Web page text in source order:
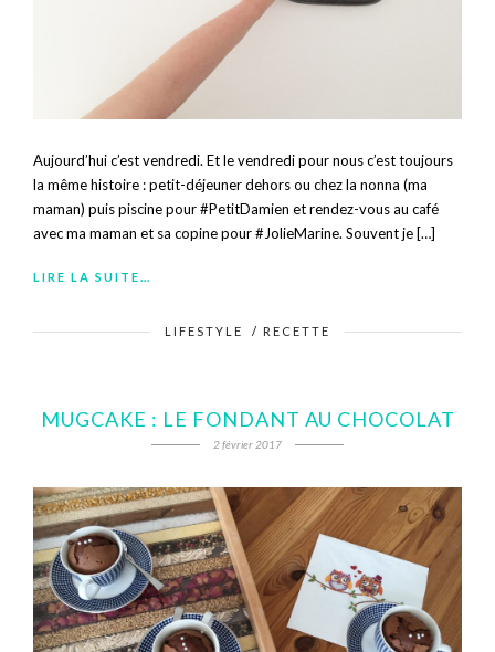
Aujourd’hui c’est vendredi. Et le vendredi pour nous c’est toujours
la même histoire : petit-déjeuner dehors ou chez la nonna (ma
maman) puis piscine pour #PetitDamien et rendez-vous au café
avec ma maman et sa copine pour #JolieMarine. Souvent je […]
LIRE LA SUITE…
LIFESTYLE / RECETTE
MUGCAKE : LE FONDANT AU CHOCOLAT
2 février 2017